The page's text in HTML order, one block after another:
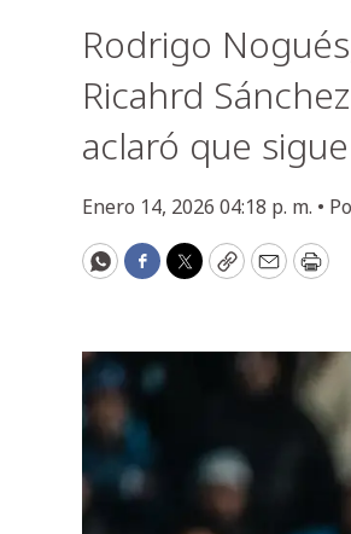
Rodrigo
Ricahrd
aclaró que
Enero 14, 2026 04:18 p. m. •
WhatsApp
Facebook
Twitter
CopyEmailPrint